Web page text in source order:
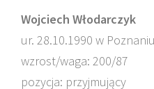
Wojciech Włodarczyk
ur. 28.10.1990 w Poznaniu
wzrost/waga: 200/87
pozycja: przyjmujący